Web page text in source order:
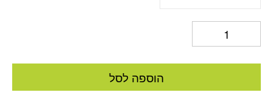
הוספה לסל